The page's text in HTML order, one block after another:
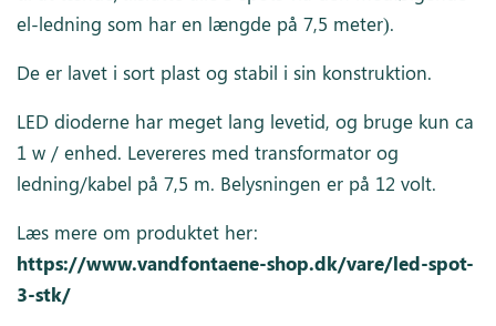
el-ledning som har en længde på 7,5 meter).
De er lavet i sort plast og stabil i sin konstruktion.
LED dioderne har meget lang levetid, og bruge kun ca
1 w / enhed. Levereres med transformator og
ledning/kabel på 7,5 m. Belysningen er på 12 volt.
Læs mere om produktet her:
https://www.vandfontaene-shop.dk/vare/led-spot-
3-stk/